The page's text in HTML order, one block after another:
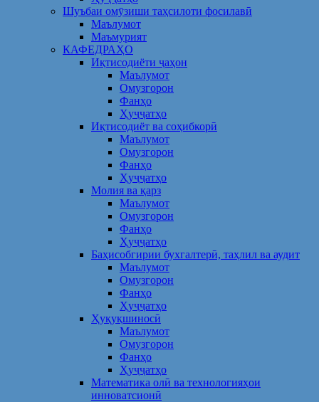
Шуъбаи омӯзиши таҳсилоти фосилавӣ
Маълумот
Маъмурият
КАФЕДРАҲО
Иқтисодиёти ҷаҳон
Маълумот
Омузгорон
Фанҳо
Ҳуҷҷатҳо
Иқтисодиёт ва соҳибкорӣ
Маълумот
Омузгорон
Фанҳо
Ҳуҷҷатҳо
Молия ва қарз
Маълумот
Омузгорон
Фанҳо
Ҳуҷҷатҳо
Баҳисобгирии бухгалтерӣ, таҳлил ва аудит
Маълумот
Омузгорон
Фанҳо
Ҳуҷҷатҳо
Ҳуқуқшиносӣ
Маълумот
Омузгорон
Фанҳо
Ҳуҷҷатҳо
Математика олӣ ва технологияҳои
инноватсионӣ